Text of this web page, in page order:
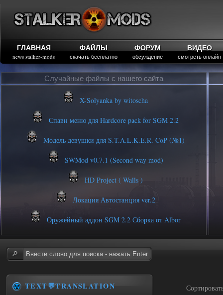
ГЛАВНАЯ
news stalker-mods
ФАЙЛЫ
скачать бесплатно
ФОРУМ
обсуждение
ВИДЕО
смотреть онлайн
Случайные файлы с нашего сайта
X-Solyanka by witoscha
Спавн меню для Hardcore pack for SGM 2.2
Модель девушки для S.T.A.L.K.E.R. CoP (№1)
SWMod v0.7.1 (Second way mod)
HD Project ( Walls )
Локация Автостанция ver.2
Оружейный аддон SGM 2.2 Сборка от Albor
TEXT💬TRANSLATION